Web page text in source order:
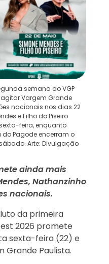
semana do VGP
agitar Vargem Grande
nacionais nos dias 22
e Filho do Piseiro
feira, enquanto
do Pagode encerram o
Arte: Divulgação
ainda mais
Nathanzinho
nacionais.
da primeira
2026 promete
sexta-feira (22) e
Grande Paulista.